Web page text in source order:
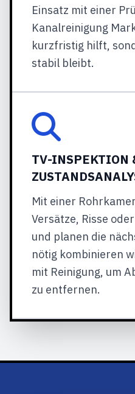
Einsatz mit einer
Kanalreinigung
kurzfristig hilft,
stabil bleibt.
TV-INSPEKTION
Mit einer
Versätze, Risse
und planen die
nötig kombinieren
mit Reinigung, um
zu entfernen.